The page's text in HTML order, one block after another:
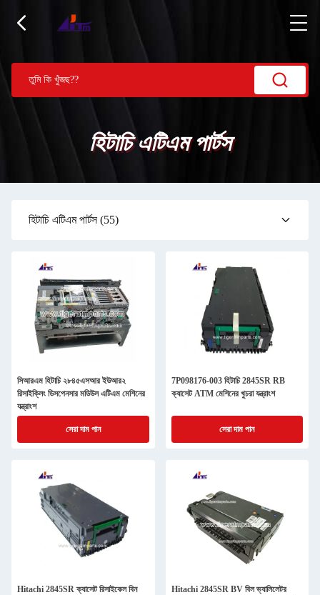
হিটাচি এটিএম পার্টস
হিটাচি এটিএম পার্টস(55)
সিআরএম হিটাচি ২৮৪৫এসআর ইউআর২
রিসাইক্লিং ডিসপেনসার মডিউল এটিএম মেশিনের
যন্ত্রাংশ
সেরা দাম পান
7P098176-003 হিটাচি 2845SR RB
ক্যাসেট ATM মেশিনের খুচরা যন্ত্রাংশ
সেরা দাম পান
Hitachi 2845SR ক্যাসেট রিসাইকেল বিন
Hitachi 2845SR BV বিল ভ্যালিলেটর